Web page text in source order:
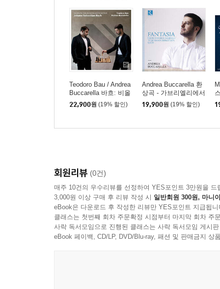
Teodoro Bau / Andrea
Buccarella 바흐: 비올
라 다 감바 소나타 (Bac
h: Sonatas for Viola da
d)
22,900원 (19% 할인)
Andrea Buccarella 환
상곡 - 가브리엘리에서
바흐까지 (Fantasia Fro
m Andrea Gabrieli To J
19,900원 (19% 할인)
회원리뷰 (0건)
매주 10건의 우수리뷰를 선정하여 YES포인트 3만원을 드
3,000원 이상 구매 후 리뷰 작성 시 일반회원 300원, 마니
eBook은 다운로드 후 작성한 리뷰만 YES포인트 지급됩니
클래스는 첫번째 회차 주문확정 시점부터 마지막 회차 주
사락 독서모임으로 진행된 클래스는 사락 독서모임 게시
eBook 페이백, CD/LP, DVD/Blu-ray, 패션 및 판매금지 상